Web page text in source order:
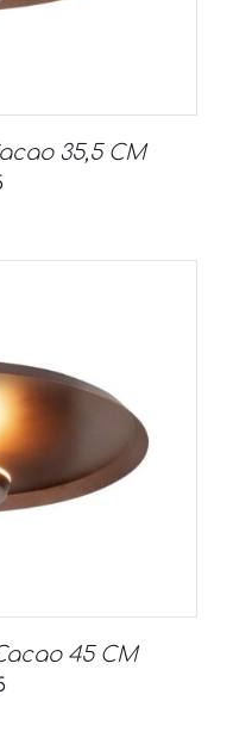
35,5 CM
45 CM